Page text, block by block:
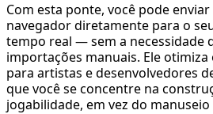
Com esta ponte, você pode
navegador diretamente para o
tempo real — sem a necessidade
importações manuais. Ele
para artistas e desenvolvedores
que você se concentre na
jogabilidade, em vez do